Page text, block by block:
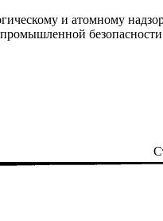
и атомному